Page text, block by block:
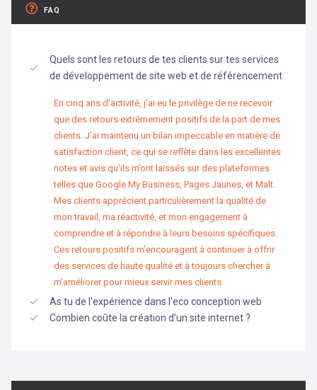
FAQ
Quels sont les retours de tes clients sur tes services
de développement de site web et de référencement
En cinq ans d'activité, j'ai eu le privilège de ne recevoir
que des retours extrêmement positifs de la part de mes
clients. J’ai maintenu un bilan impeccable en matière de
satisfaction client, ce qui se reflète dans les excellentes
notes et avis qu’ils m’ont laissés sur des plateformes
telles que Google My Business, Pages Jaunes, et Malt.
Mes clients apprécient particulièrement la qualité de
mon travail, ma réactivité, et mon engagement à
comprendre et à répondre à leurs besoins spécifiques.
Ces retours positifs m’encouragent à continuer à offrir
des services de haute qualité et à toujours chercher à
m’améliorer pour mieux servir mes clients.
As tu de l'expérience dans l'eco conception web
Combien coûte la création d’un site internet ?